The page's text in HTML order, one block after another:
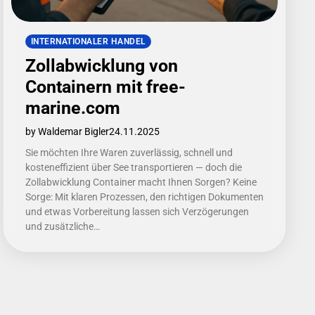
INTERNATIONALER HANDEL
Zollabwicklung von
Containern mit free-
marine.com
by Waldemar Bigler24.11.2025
Sie möchten Ihre Waren zuverlässig, schnell und
kosteneffizient über See transportieren — doch die
Zollabwicklung Container macht Ihnen Sorgen? Keine
Sorge: Mit klaren Prozessen, den richtigen Dokumenten
und etwas Vorbereitung lassen sich Verzögerungen
und zusätzliche…